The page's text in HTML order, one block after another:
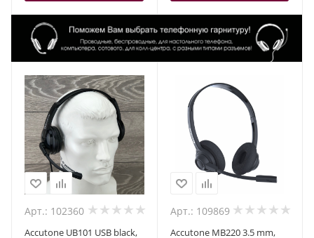
Арт.: 102360
Accutone UB101 USB black,
Арт.: 109869
Accutone MB220 3.5 mm,